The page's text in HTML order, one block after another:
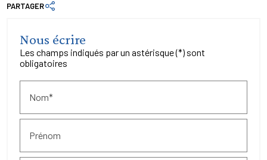
PARTAGER
Nous écrire
Les champs indiqués par un astérisque (*) sont
obligatoires
Nom*
Prénom